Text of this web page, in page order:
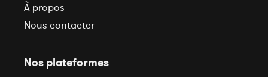
À propos
Nous contacter
Nos plateformes